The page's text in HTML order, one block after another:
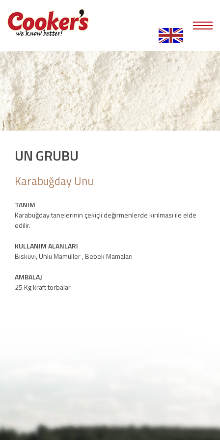
UN GRUBU
Karabuğday Unu
TANIM
Karabuğday tanelerinin çekiçli değirmenlerde kırılması ile elde
edilir.
KULLANIM ALANLARI
Bisküvi, Unlu Mamüller , Bebek Mamaları
AMBALAJ
25 Kg kraft torbalar